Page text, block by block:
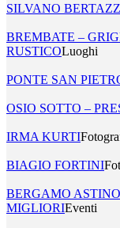
SILVANO
BREMBATE –
RUSTICOLuoghi
PONTE SAN
OSIO SOTTO –
IRMA KURTI
BIAGIO FORTINI
BERGAMO
MIGLIORIEventi